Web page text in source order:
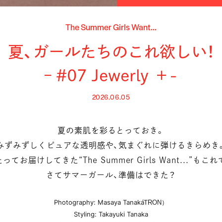
The Summer Girls Want...
夏、ガールたちのこれ欲しい！
– #07 Jewerly ＋-
2026.06.05
夏の素肌を彩るとっておき。
ずみずしくピュアな透明感や、気まぐれに弾けるきらめき。
ってお届けしてきた“The Summer Girls Want...”もこれ
さてサマーガール、準備はできた？
Photography: Masaya Tanaka（TRON）
Styling: Takayuki Tanaka